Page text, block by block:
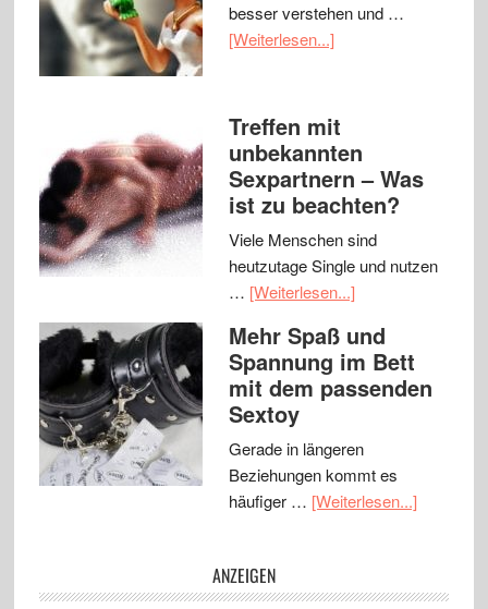
besser verstehen und …
[Weiterlesen...]
Treffen mit
unbekannten
Sexpartnern – Was
ist zu beachten?
Viele Menschen sind
heutzutage Single und nutzen
… [Weiterlesen...]
Mehr Spaß und
Spannung im Bett
mit dem passenden
Sextoy
Gerade in längeren
Beziehungen kommt es
häufiger … [Weiterlesen...]
ANZEIGEN